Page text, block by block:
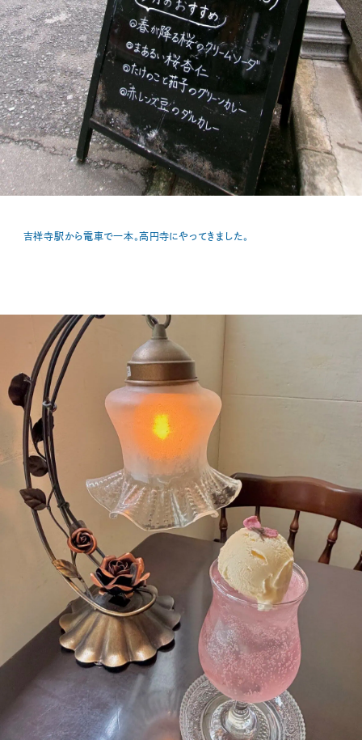
吉祥寺駅から電車で一本。高円寺にやってきました。